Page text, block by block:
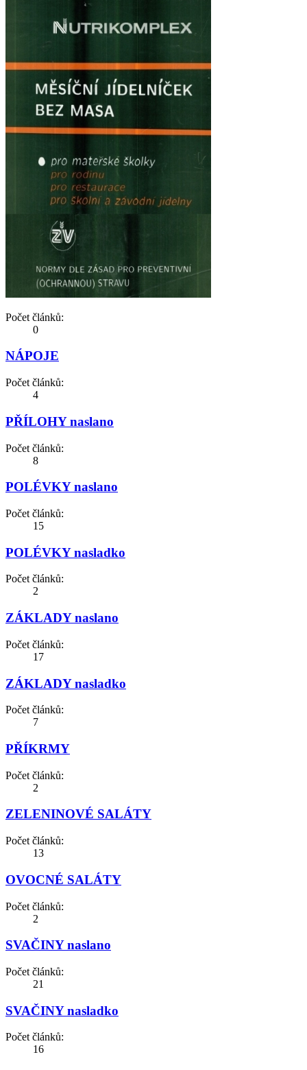
Počet článků:
0
NÁPOJE
Počet článků:
4
PŘÍLOHY naslano
Počet článků:
8
POLÉVKY naslano
Počet článků:
15
POLÉVKY nasladko
Počet článků:
2
ZÁKLADY naslano
Počet článků:
17
ZÁKLADY nasladko
Počet článků:
7
PŘÍKRMY
Počet článků:
2
ZELENINOVÉ SALÁTY
Počet článků:
13
OVOCNÉ SALÁTY
Počet článků:
2
SVAČINY naslano
Počet článků:
21
SVAČINY nasladko
Počet článků:
16